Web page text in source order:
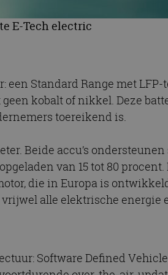
E-Tech electric
Standard Range met LFP-
kobalt of nikkel. Deze
toereikend is.
Beide accu’s
van 15 tot 80 procent.
die in Europa is
alle elektrische energie
Software Defined